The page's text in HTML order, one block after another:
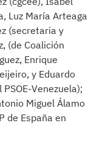
Luz María Arteaga
(secretaria y
(de Coalición
Enrique
y Eduardo
Venezuela);
Miguel Álamo
de España en